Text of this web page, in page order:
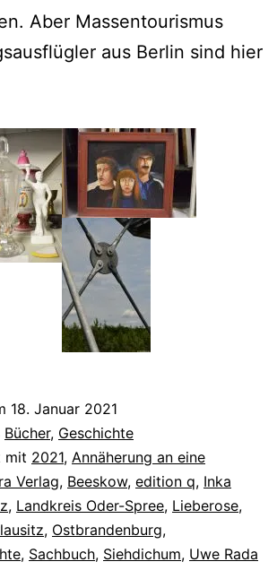
Aber Massentourismus
aus Berlin sind hier
18. Januar 2021
Bücher, Geschichte
mit 2021, Annäherung an eine
Verlag, Beeskow, edition q, Inka
, Landkreis Oder-Spree, Lieberose,
, Ostbrandenburg,
, Sachbuch, Siehdichum, Uwe Rada